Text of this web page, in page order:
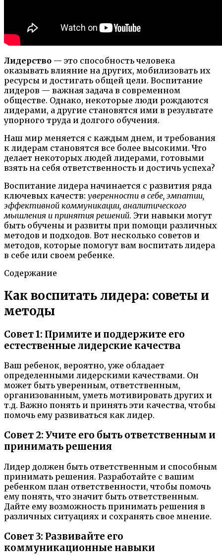
Лидерство — это способность человека
оказывать влияние на других, мобилизовать их
ресурсы и достигать общей цели. Воспитание
лидеров — важная задача в современном
обществе. Однако, некоторые люди рождаются
лидерами, а другие становятся ими в результате
упорного труда и долгого обучения.
Наш мир меняется с каждым днем, и требования
к лидерам становятся все более высокими. Что
делает некоторых людей лидерами, готовыми
взять на себя ответственность и достичь успеха?
Воспитание лидера начинается с развития ряда
ключевых качеств: уверенности в себе, эмпатии,
эффективной коммуникации, аналитического
мышления и принятия решений. Эти навыки могут
быть обучены и развиты при помощи различных
методов и подходов. Вот несколько советов и
методов, которые помогут вам воспитать лидера
в себе или своем ребенке.
Содержание
Как воспитать лидера: советы и
методы
Совет 1: Примите и поддержите его
естественные лидерские качества
Ваш ребенок, вероятно, уже обладает
определенными лидерскими качествами. Он
может быть уверенным, ответственным,
организованным, уметь мотивировать других и
т.д. Важно понять и принять эти качества, чтобы
помочь ему развиваться как лидер.
Совет 2: Учите его быть ответственным и
принимать решения
Лидер должен быть ответственным и способным
принимать решения. Разработайте с вашим
ребенком план ответственности, чтобы помочь
ему понять, что значит быть ответственным.
Дайте ему возможность принимать решения в
различных ситуациях и сохранять свое мнение.
Совет 3: Развивайте его
коммуникационные навыки